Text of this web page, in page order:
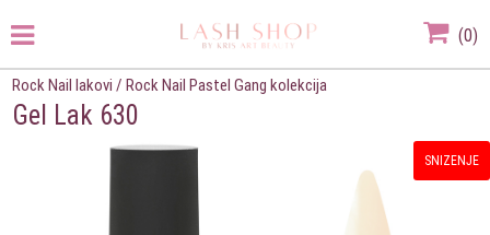
(0)
Rock Nail lakovi /Rock Nail Pastel Gang kolekcija
Gel Lak 630
SNIZENJE